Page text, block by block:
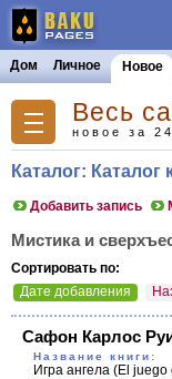
Дом Личное Новое
Весь
новое за
Каталог: Каталог
Добавить запись
Мистика и
Сортировать по:
Дате добавления
Сафон Карлос
Название книги:
Игра ангела (El juego